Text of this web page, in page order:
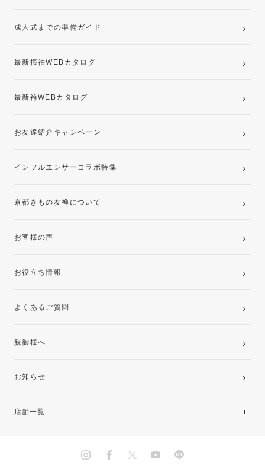
成人式までの準備ガイド
最新振袖WEBカタログ
最新袴WEBカタログ
お友達紹介キャンペーン
インフルエンサーコラボ特集
京都きもの友禅について
お客様の声
お役立ち情報
よくあるご質問
親御様へ
お知らせ
店舗一覧